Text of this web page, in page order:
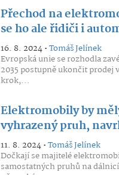
Přechod na
se ho ale řidiči i
16. 8. 2024 •Tomáš Jelínek
Evropská unie se rozhodla
2035 postupně ukončit prodej
krok,...
Elektromobily by
vyhrazený pruh,
11. 8. 2024 •Tomáš Jelínek
Dočkají se majitelé
samostatných pruhů na